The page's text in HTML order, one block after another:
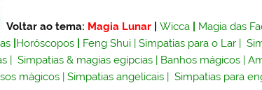
Voltar ao tema: Magia Lunar Wicca Magia das
Horóscopos Feng Shui |Simpatias para o Lar |
|Simpatias & magias egípcias | Banhos mágicos |
mágicos |Simpatias angelicais |Simpatias para